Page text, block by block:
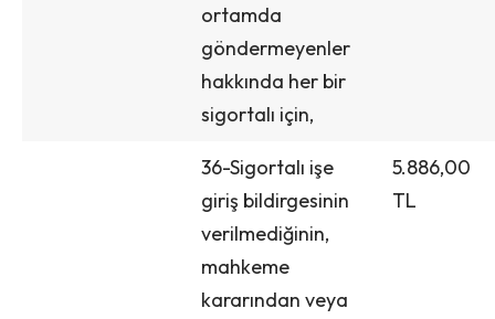
ortamda
göndermeyenler
hakkında her bir
sigortalı için,
36-Sigortalı işe
giriş bildirgesinin
verilmediğinin,
mahkeme
kararından veya
5.886,00
TL